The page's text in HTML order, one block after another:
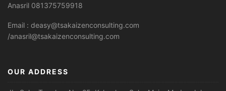
Anasril 081375759918
Email : deasy@tsakaizenconsulting.com
/anasril@tsakaizenconsulting.com
OUR ADDRESS